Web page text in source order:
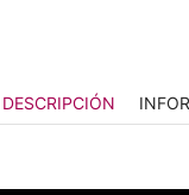
DESCRIPCIÓN